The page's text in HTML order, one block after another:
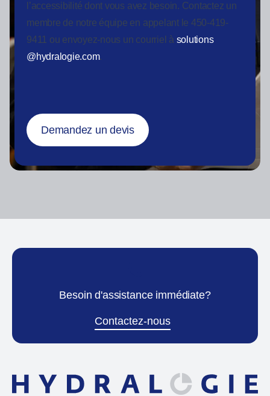
l’accessibilité dont vous avez besoin. Contactez un
membre de notre équipe en appelant le 450-419-
9411 ou envoyez-nous un courriel à solutions
@hydralogie.com.
Demandez un devis
Besoin d'assistance immédiate?
Contactez-nous